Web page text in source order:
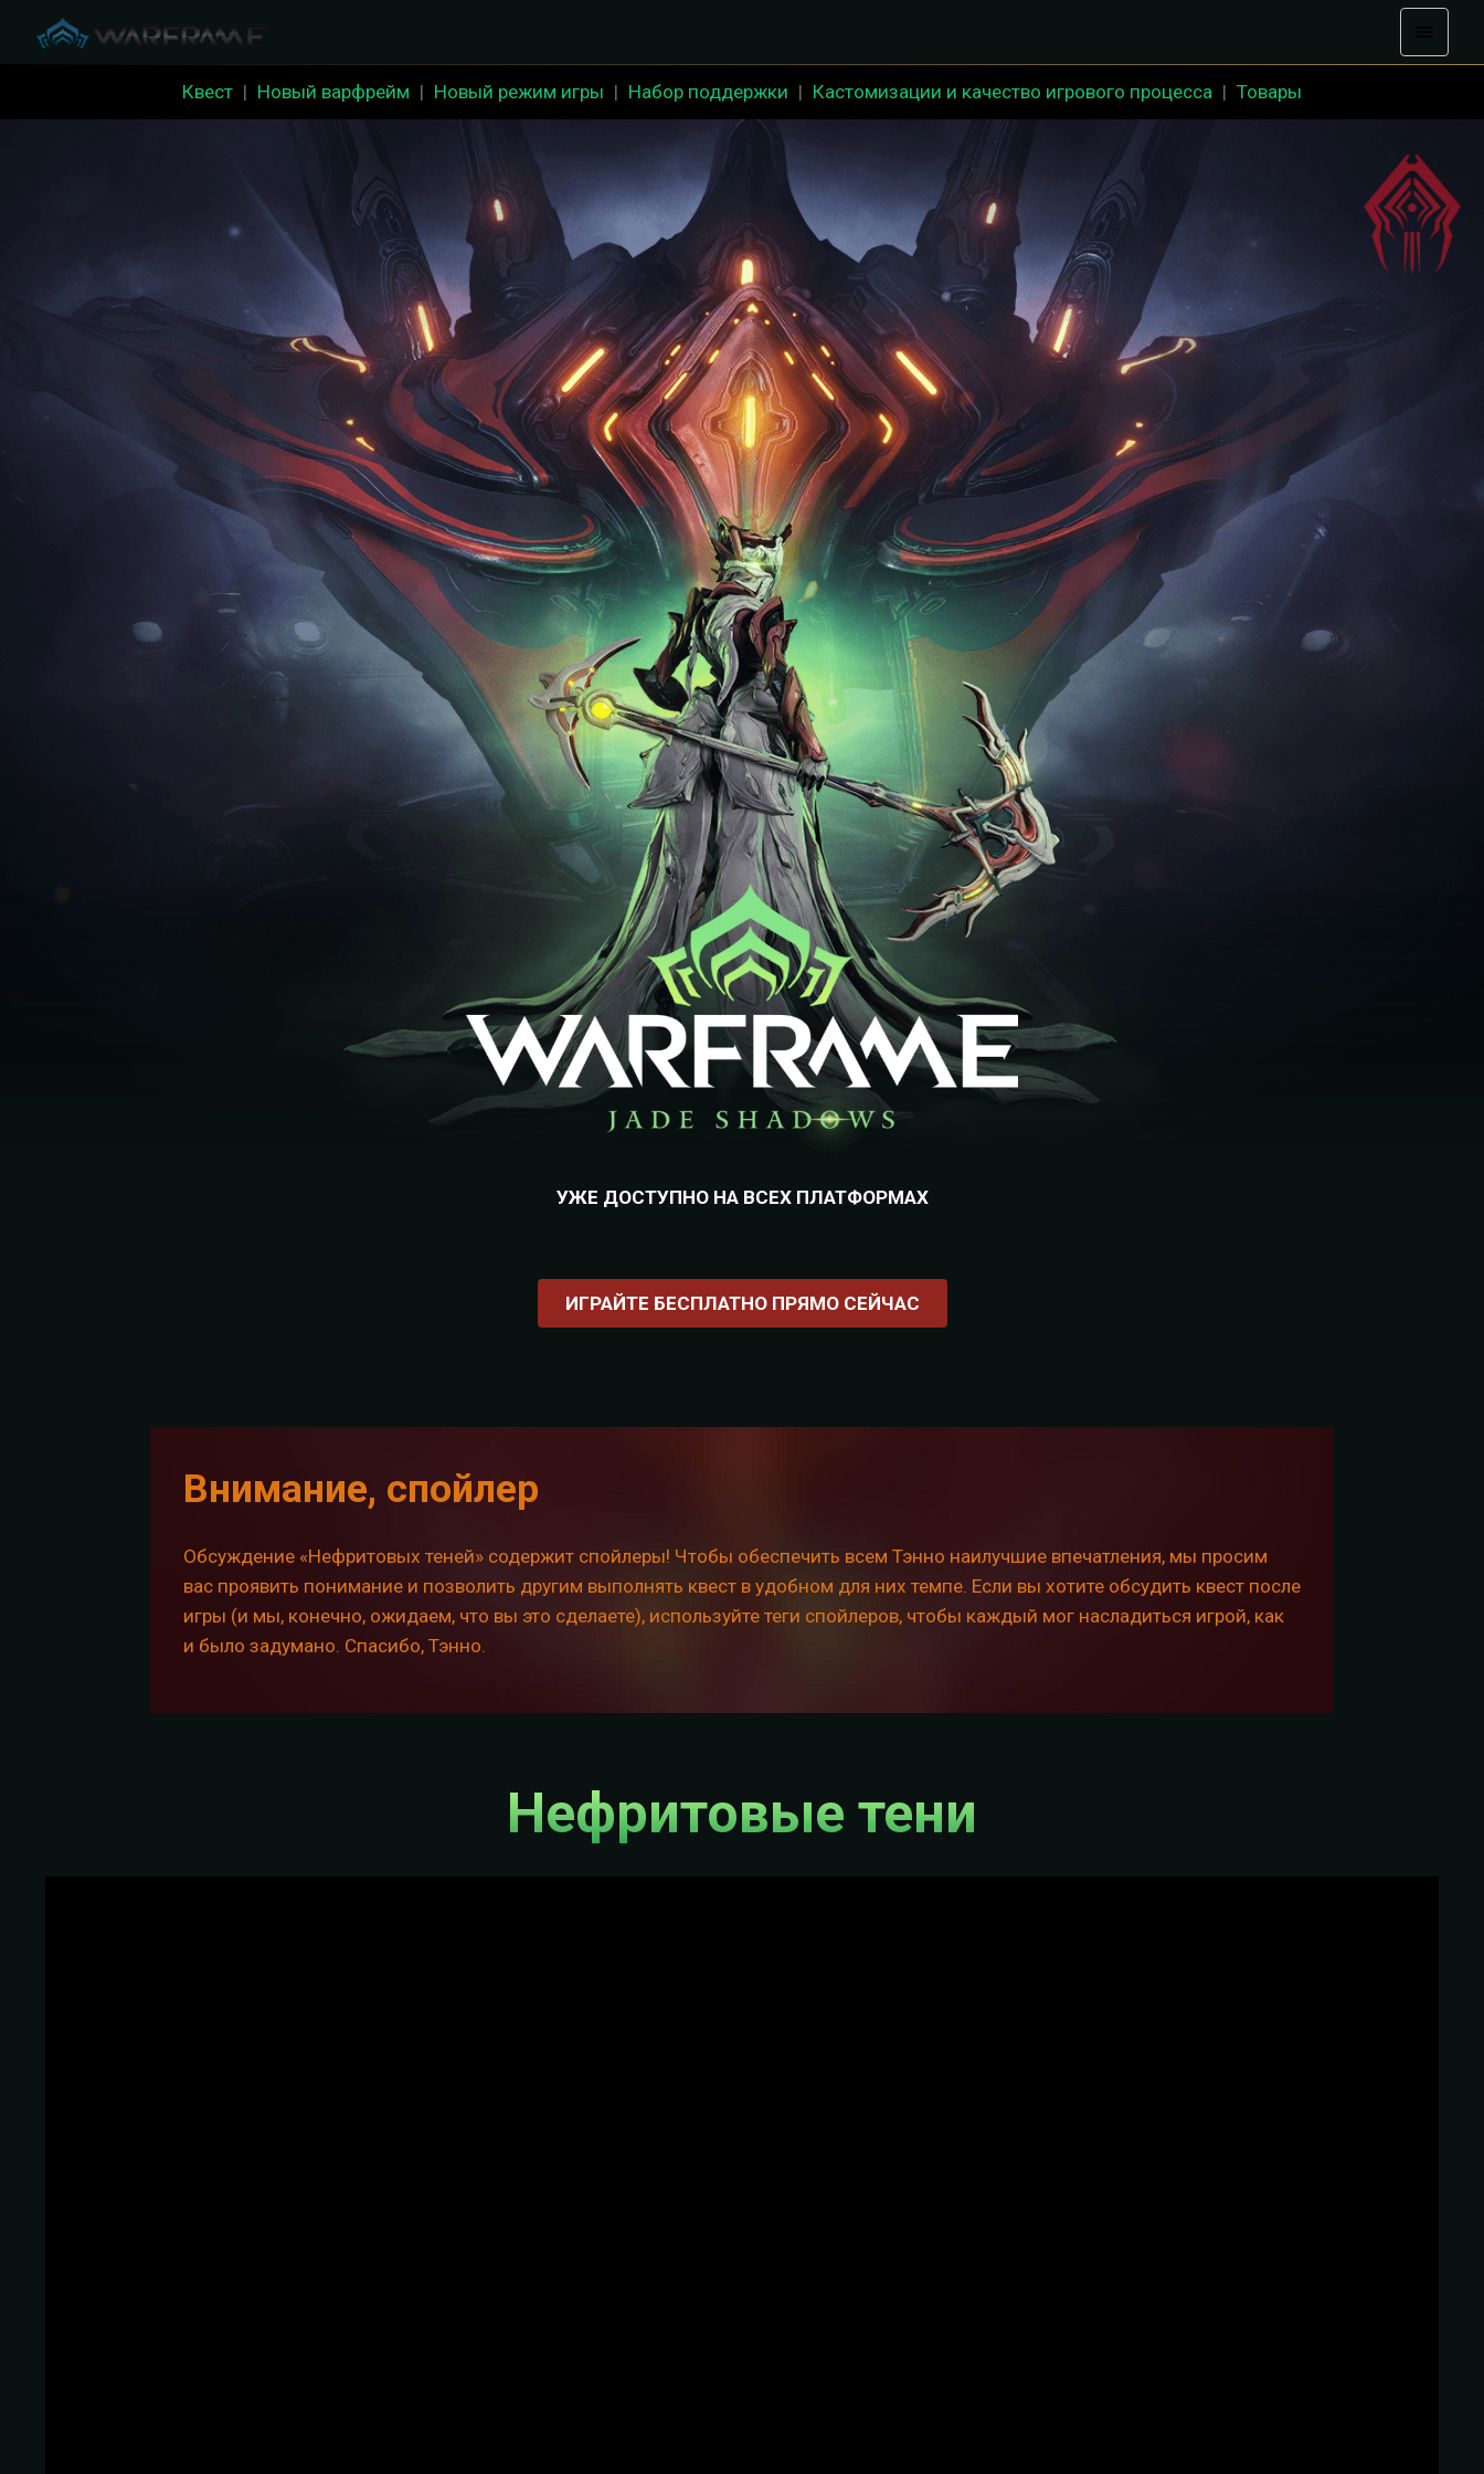
УЖЕ ДОСТУПНО НА ВСЕХ ПЛАТФОРМАХ
ИГРАЙТЕ БЕСПЛАТНО ПРЯМО СЕЙЧАС
Квест | Новый варфрейм | Новый режим игры | Набор поддержки | Кастомизации и качество игрового процесса | Товары
Внимание, спойлер
Обсуждение «Нефритовых теней» содержит спойлеры! Чтобы обеспечить всем Тэнно наилучшие впечатления, мы просим
вас проявить понимание и позволить другим выполнять квест в удобном для них темпе. Если вы хотите обсудить квест после
игры (и мы, конечно, ожидаем, что вы это сделаете), используйте теги спойлеров, чтобы каждый мог насладиться игрой, как
и было задумано. Спасибо, Тэнно.
Нефритовые тени